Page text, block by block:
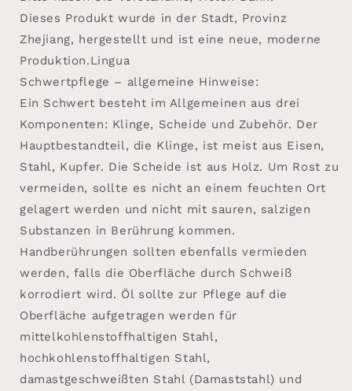
Dieses Produkt wurde in der Stadt, Provinz
Zhejiang, hergestellt und ist eine neue, moderne
Produktion.Lingua
Schwertpflege – allgemeine Hinweise:
Ein Schwert besteht im Allgemeinen aus drei
Komponenten: Klinge, Scheide und Zubehör. Der
Hauptbestandteil, die Klinge, ist meist aus Eisen,
Stahl, Kupfer. Die Scheide ist aus Holz. Um Rost zu
vermeiden, sollte es nicht an einem feuchten Ort
gelagert werden und nicht mit sauren, salzigen
Substanzen in Berührung kommen.
Handberührungen sollten ebenfalls vermieden
werden, falls die Oberfläche durch Schweiß
korrodiert wird. Öl sollte zur Pflege auf die
Oberfläche aufgetragen werden für
mittelkohlenstoffhaltigen Stahl,
hochkohlenstoffhaltigen Stahl,
damastgeschweißten Stahl (Damaststahl) und